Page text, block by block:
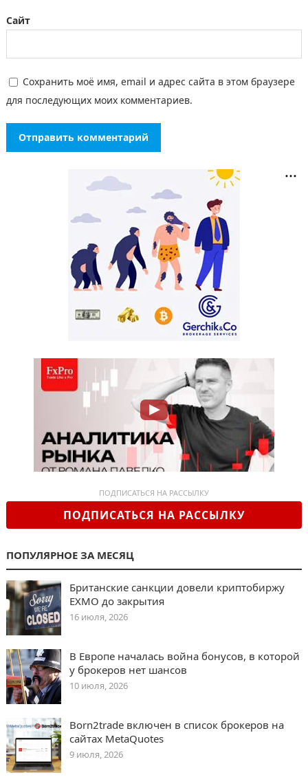
Сайт
Сохранить моё имя, email и адрес сайта в этом браузере
для последующих моих комментариев.
ПОДПИСАТЬСЯ НА РАССЫЛКУ
ПОДПИСАТЬСЯ НА РАССЫЛКУ
ПОПУЛЯРНОЕ ЗА МЕСЯЦ
Британские санкции довели криптобиржу
EXMO до закрытия
16 июля, 2026
В Европе началась война бонусов, в которой
у брокеров нет шансов
10 июля, 2026
Born2trade включен в список брокеров на
сайтах MetaQuotes
9 июля, 2026